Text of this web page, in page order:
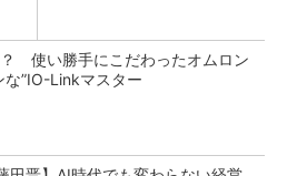
使い勝手にこだわったオムロン
な”IO-Linkマスター